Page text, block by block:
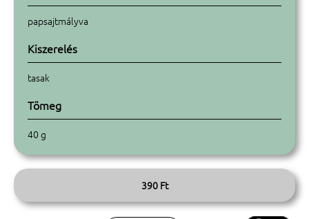
papsajtmályva
Kiszerelés
tasak
Tömeg
40 g
390 Ft